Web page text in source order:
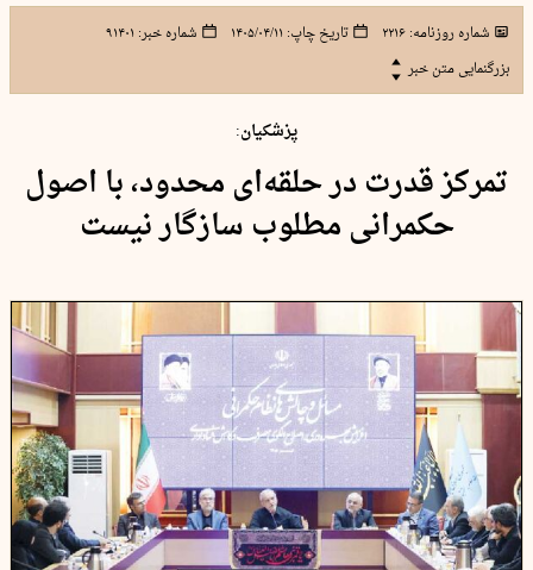
شماره روزنامه:۲۲۱۶ تاریخ چاپ: ۱۴۰۵/۰۴/۱۱ شماره خبر: ۹۱۴۰۱
بزرگنمایی متن خبر
پزشکیان:
تمرکز قدرت در حلقه‌ای محدود، با اصول
حکمرانی مطلوب سازگار نیست